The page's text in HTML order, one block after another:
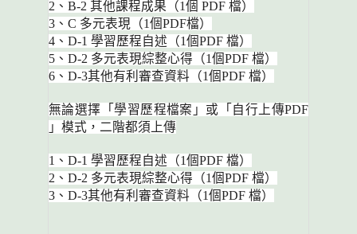
2、B-2 其他課程成果（1個 PDF 檔）
3、C 多元表現（1個PDF檔）
4、D-1 學習歷程自述（1個PDF 檔）
5、D-2 多元表現綜整心得（1個PDF 檔）
6、D-3其他有利審查資料（1個PDF 檔）
無論選擇「學習歷程檔案」或「自行上傳PDF
」模式，二階都須上傳
1、D-1 學習歷程自述（1個PDF 檔）
2、D-2 多元表現綜整心得（1個PDF 檔）
3、D-3其他有利審查資料（1個PDF 檔）